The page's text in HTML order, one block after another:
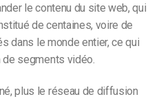
le contenu du site web, qui
de centaines, voire de
dans le monde entier, ce qui
segments vidéo.
plus le réseau de diffusion